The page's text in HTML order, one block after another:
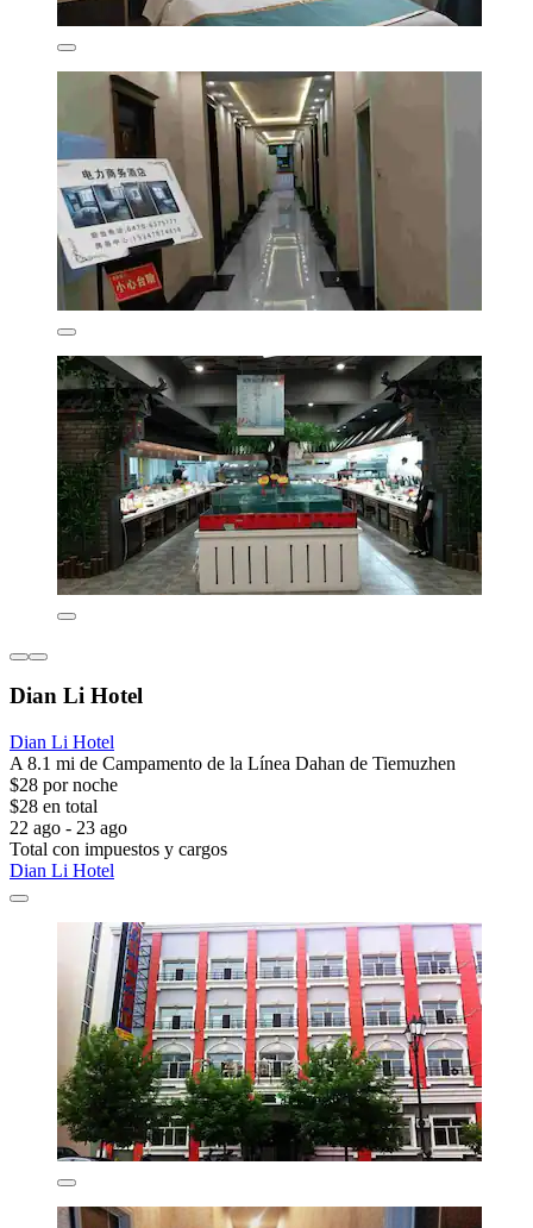
Dian Li Hotel
Dian Li Hotel
A 8.1 mi de Campamento de la Línea Dahan de Tiemuzhen
$28 por noche
$28 en total
22 ago - 23 ago
Total con impuestos y cargos
Dian Li Hotel